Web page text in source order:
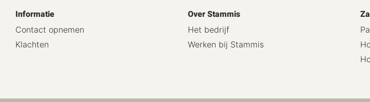
Informatie
Contact opnemen
Klachten
Over Stammis
Het bedrijf
Werken bij Stammis